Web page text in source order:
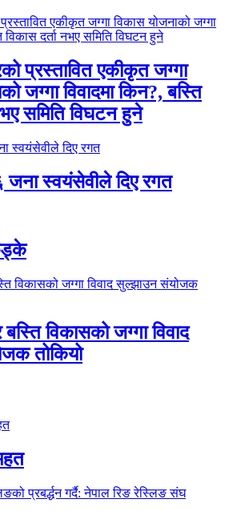
प्रस्तावित एकीकृत जग्गा
जग्गा विवादमा किन?, बस्ति
समिति विघटन हुने
जना स्वयंसेवीले दिए रगत
विकासको जग्गा विवाद
तोकियो